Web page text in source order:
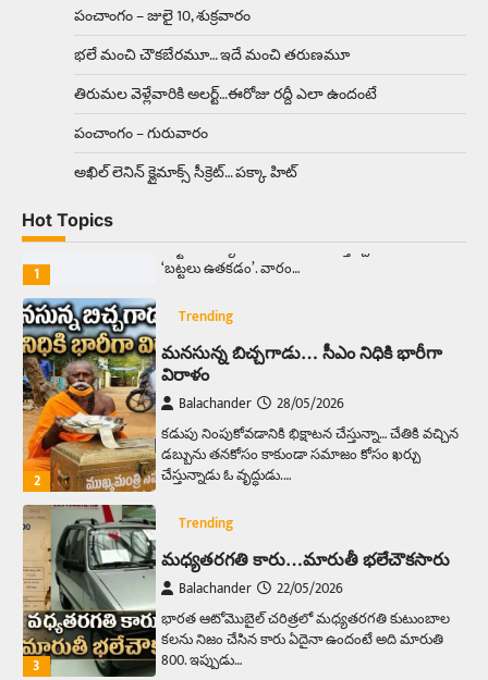
పంచాంగం – జులై 10, శుక్రవారం
భలే మంచి చౌకబేరమూ… ఇదే మంచి తరుణమూ
తిరుమల వెళ్లేవారికి అలర్ట్‌…ఈరోజు రద్దీ ఎలా ఉందంటే
పంచాంగం – గురువారం
అఖిల్‌ లెనిన్ క్లైమాక్స్‌ సీక్రెట్‌… పక్కా హిట్‌
Hot Topics
Balachander
ఉత్తర ప్రదేశ్‌లోని ఝాన్సీ జిల్లాలో ఒక వింతైన రోడ్డు
ప్రమాదం చోటుచేసుకుంది. ఝాన్సీ–కాన్పూర్ జాతీయ
రహదారిపై వేల సంఖ్యలో బీరు…
1
Trending
అక్కడ ఆదివారం బట్టలు ఉతికితే…జైలుకే
సాఫ్ట్‌వేర్ ఉద్యోగి వరకు అందరికీ గుర్తొచ్చే మొదటి పని
‘బట్టలు ఉతకడం’. వారం…
2
Trending
మనసున్న బిచ్చగాడు… సీఎం నిధికి భారీగా
విరాళం
Balachander 28/05/2026
కడుపు నింపుకోవడానికి భిక్షాటన చేస్తున్నా… చేతికి వచ్చిన
డబ్బును తనకోసం కాకుండా సమాజం కోసం ఖర్చు
చేస్తున్నాడు ఓ వృద్ధుడు.…
3
Trending
మధ్యతరగతి కారు…మారుతీ భలేచౌకసారు
Balachander 22/05/2026
భారత ఆటోమొబైల్ చరిత్రలో మధ్యతరగతి కుటుంబాల
కలను నిజం చేసిన కారు ఏదైనా ఉందంటే అది మారుతి
800. ఇప్పుడు…